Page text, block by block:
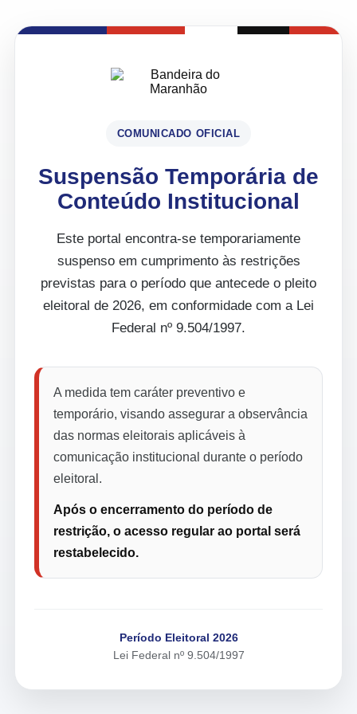
COMUNICADO OFICIAL
Suspensão Temporária de
Conteúdo Institucional
Este portal encontra-se temporariamente
suspenso em cumprimento às restrições
previstas para o período que antecede o pleito
eleitoral de 2026, em conformidade com a Lei
Federal nº 9.504/1997.
A medida tem caráter preventivo e
temporário, visando assegurar a observância
das normas eleitorais aplicáveis à
comunicação institucional durante o período
eleitoral.
Após o encerramento do período de
restrição, o acesso regular ao portal será
restabelecido.
Período Eleitoral 2026
Lei Federal nº 9.504/1997